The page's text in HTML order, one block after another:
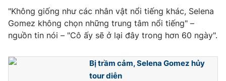
Sản phẩm
Thị trường
Tư vấn
Lịch phát sóng
"Không giống như các nhân vật nổi tiếng khác, Selena
Gomez không chọn những trung tâm nổi tiếng" –
nguồn tin nói – "Cô ấy sẽ ở lại đây trong hơn 60 ngày".
Bị trầm cảm, Selena Gomez hủy
tour diễn